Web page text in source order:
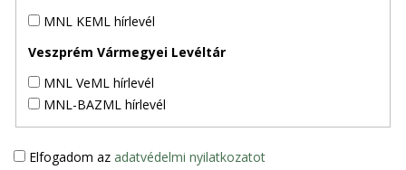
MNL KEML hírlevél
Veszprém Vármegyei Levéltár
MNL VeML hírlevél
MNL-BAZML hírlevél
Elfogadom az adatvédelmi nyilatkozatot